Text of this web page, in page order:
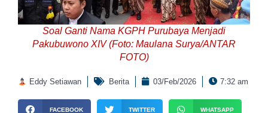
Soal Ganti Nama KGPH Purubaya Menjadi
Pakubuwono XIV (Foto: Maulana Surya/ANTAR
FOTO)
Eddy Setiawan Berita 03/Feb/2026 7:32 am
FACEBOOK TWITTER WHATSAPP